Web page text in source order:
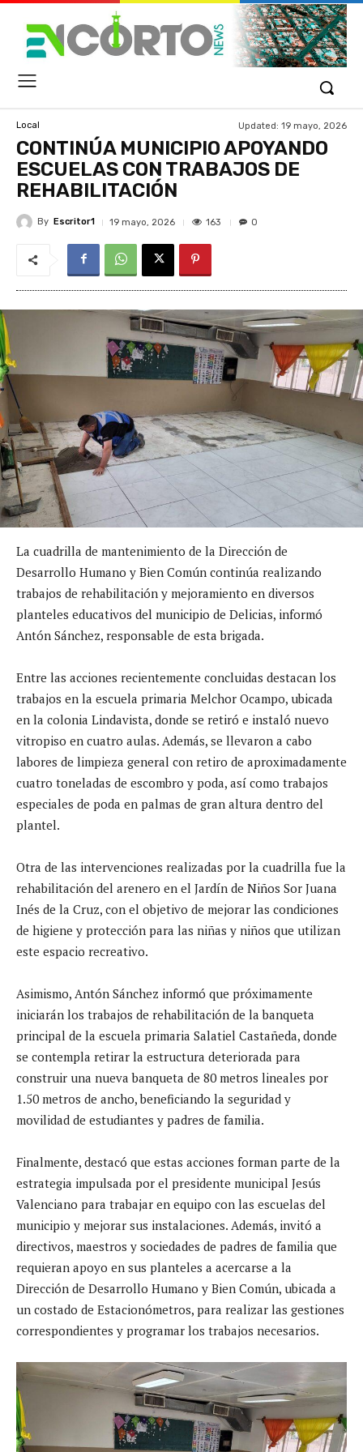
Local Updated: 19 mayo, 2026
CONTINÚA MUNICIPIO APOYANDO
ESCUELAS CON TRABAJOS DE
REHABILITACIÓN
By Escritor1 19 mayo, 2026 163 0
La cuadrilla de mantenimiento de la Dirección de
Desarrollo Humano y Bien Común continúa realizando
trabajos de rehabilitación y mejoramiento en diversos
planteles educativos del municipio de Delicias, informó
Antón Sánchez, responsable de esta brigada.
Entre las acciones recientemente concluidas destacan los
trabajos en la escuela primaria Melchor Ocampo, ubicada
en la colonia Lindavista, donde se retiró e instaló nuevo
vitropiso en cuatro aulas. Además, se llevaron a cabo
labores de limpieza general con retiro de aproximadamente
cuatro toneladas de escombro y poda, así como trabajos
especiales de poda en palmas de gran altura dentro del
plantel.
Otra de las intervenciones realizadas por la cuadrilla fue la
rehabilitación del arenero en el Jardín de Niños Sor Juana
Inés de la Cruz, con el objetivo de mejorar las condiciones
de higiene y protección para las niñas y niños que utilizan
este espacio recreativo.
Asimismo, Antón Sánchez informó que próximamente
iniciarán los trabajos de rehabilitación de la banqueta
principal de la escuela primaria Salatiel Castañeda, donde
se contempla retirar la estructura deteriorada para
construir una nueva banqueta de 80 metros lineales por
1.50 metros de ancho, beneficiando la seguridad y
movilidad de estudiantes y padres de familia.
Finalmente, destacó que estas acciones forman parte de la
estrategia impulsada por el presidente municipal Jesús
Valenciano para trabajar en equipo con las escuelas del
municipio y mejorar sus instalaciones. Además, invitó a
directivos, maestros y sociedades de padres de familia que
requieran apoyo en sus planteles a acercarse a la
Dirección de Desarrollo Humano y Bien Común, ubicada a
un costado de Estacionómetros, para realizar las gestiones
correspondientes y programar los trabajos necesarios.